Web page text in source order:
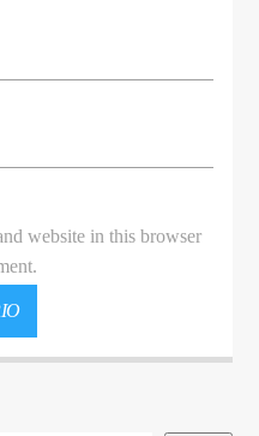
website in this browser